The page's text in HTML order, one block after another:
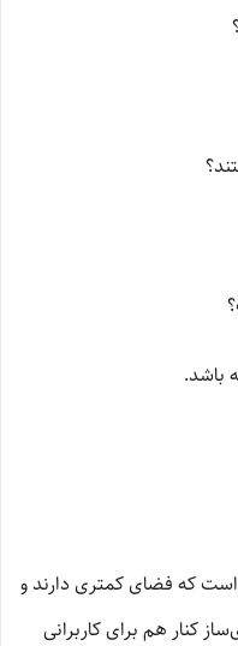
باشد.
که فضای کمتری دارند و
کنار هم برای کاربرانی